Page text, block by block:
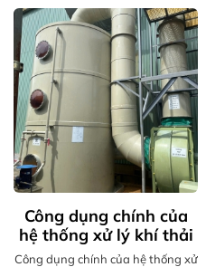
Bởi nó giúp loại bỏ các loại khí độc
và trả lại môi trường không khí
trong sạch. Hãy cùng với HT - ME
tìm hiểu về các giải pháp để xử lý
khí thải mang lại hiệu quả tốt
nhất nhé!
Công dụng chính của
hệ thống xử lý khí thải
Công dụng chính của hệ thống xử